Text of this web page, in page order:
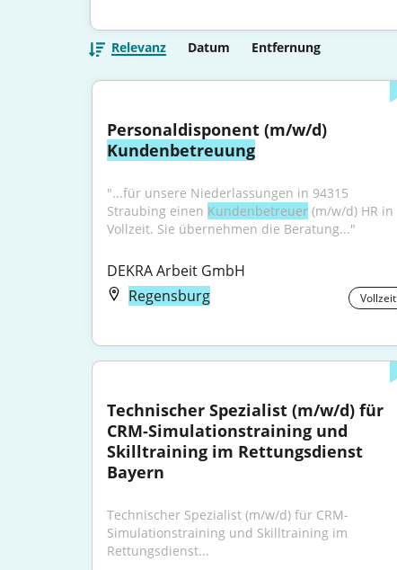
Relevanz Datum Entfernung
Kundenbetreuung
"...für unsere Niederlassungen in 94315
Straubing einen Kundenbetreuer (m/w/d) HR in
Vollzeit. Sie übernehmen die Beratung..."
DEKRA Arbeit GmbH
Regensburg
Vollzeit
Technischer Spezialist (m/w/d) für
CRM-Simulationstraining und
Skilltraining im Rettungsdienst
Bayern
Technischer Spezialist (m/w/d) für CRM-
Simulationstraining und Skilltraining im
Rettungsdienst...